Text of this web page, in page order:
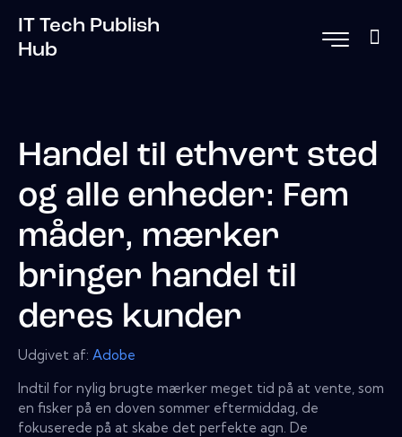
IT Tech Publish
Hub
Handel til ethvert sted
og alle enheder: Fem
måder, mærker
bringer handel til
deres kunder
Udgivet af: Adobe
Indtil for nylig brugte mærker meget tid på at vente, som
en fisker på en doven sommer eftermiddag, de
fokuserede på at skabe det perfekte agn. De